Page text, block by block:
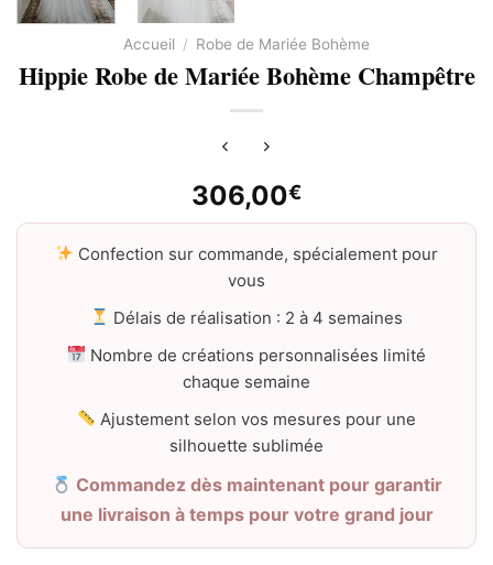
Accueil / Robe de Mariée Bohème
Hippie Robe de Mariée Bohème Champêtre
306,00€
Confection sur commande, spécialement pour
vous
Délais de réalisation : 2 à 4 semaines
Nombre de créations personnalisées limité
chaque semaine
Ajustement selon vos mesures pour une
silhouette sublimée
Commandez dès maintenant pour garantir
une livraison à temps pour votre grand jour